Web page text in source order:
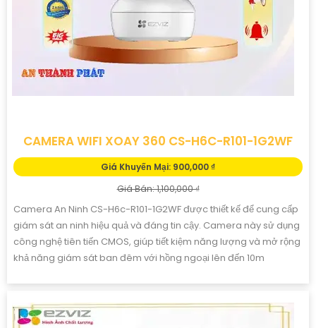
CAMERA WIFI XOAY 360 CS-H6C-R101-1G2WF
Giá Khuyến Mại: 900,000 ₫
Giá Bán: 1,100,000 ₫
Camera An Ninh CS-H6c-R101-1G2WF được thiết kế để cung cấp
giám sát an ninh hiệu quả và đáng tin cậy. Camera này sử dụng
công nghệ tiên tiến CMOS, giúp tiết kiệm năng lượng và mở rộng
khả năng giám sát ban đêm với hồng ngoại lên đến 10m